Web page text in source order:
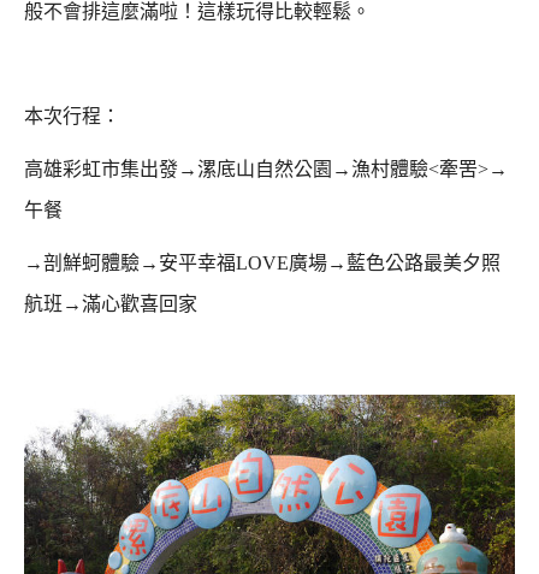
般不會排這麼滿啦！這樣玩得比較輕鬆。
本次行程：
高雄彩虹市集出發→漯底山自然公園→漁村體驗<牽罟>→
午餐
→剖鮮蚵體驗→安平幸福LOVE廣場→藍色公路最美夕照
航班→滿心歡喜回家